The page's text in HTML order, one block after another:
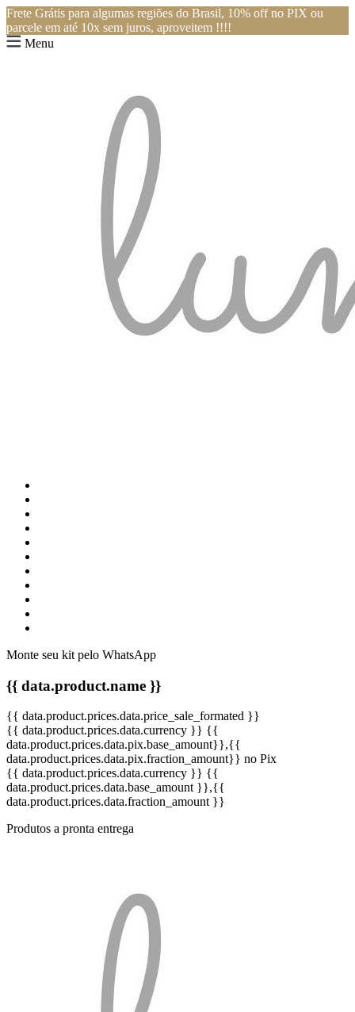
Frete Grátis para algumas regiões do Brasil, 10% off no PIX ou
parcele em até 10x sem juros, aproveitem !!!!
Menu
Monte seu kit pelo WhatsApp
{{ data.product.name }}
{{ data.product.prices.data.price_sale_formated }}
{{ data.product.prices.data.currency }} {{
data.product.prices.data.pix.base_amount}},{{
data.product.prices.data.pix.fraction_amount}} no Pix
{{ data.product.prices.data.currency }} {{
data.product.prices.data.base_amount }},{{
data.product.prices.data.fraction_amount }}
Produtos a pronta entrega